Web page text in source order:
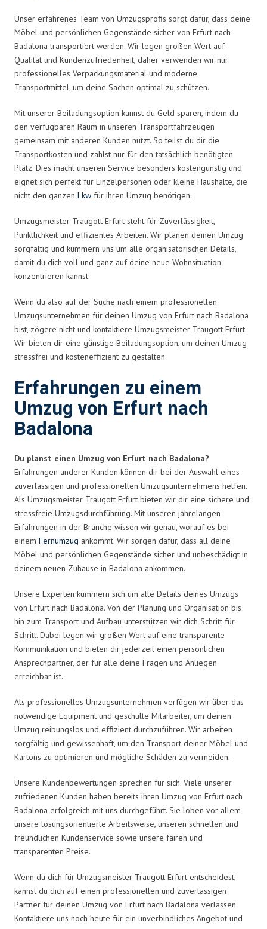
Unser erfahrenes Team von Umzugsprofis sorgt dafür, dass deine
Möbel und persönlichen Gegenstände sicher von Erfurt nach
Badalona transportiert werden. Wir legen großen Wert auf
Qualität und Kundenzufriedenheit, daher verwenden wir nur
professionelles Verpackungsmaterial und moderne
Transportmittel, um deine Sachen optimal zu schützen.
Mit unserer Beiladungsoption kannst du Geld sparen, indem du
den verfügbaren Raum in unseren Transportfahrzeugen
gemeinsam mit anderen Kunden nutzt. So teilst du dir die
Transportkosten und zahlst nur für den tatsächlich benötigten
Platz. Dies macht unseren Service besonders kostengünstig und
eignet sich perfekt für Einzelpersonen oder kleine Haushalte, die
nicht den ganzen Lkw für ihren Umzug benötigen.
Umzugsmeister Traugott Erfurt steht für Zuverlässigkeit,
Pünktlichkeit und effizientes Arbeiten. Wir planen deinen Umzug
sorgfältig und kümmern uns um alle organisatorischen Details,
damit du dich voll und ganz auf deine neue Wohnsituation
konzentrieren kannst.
Wenn du also auf der Suche nach einem professionellen
Umzugsunternehmen für deinen Umzug von Erfurt nach Badalona
bist, zögere nicht und kontaktiere Umzugsmeister Traugott Erfurt.
Wir bieten dir eine günstige Beiladungsoption, um deinen Umzug
stressfrei und kosteneffizient zu gestalten.
Erfahrungen zu einem
Umzug von Erfurt nach
Badalona
Du planst einen Umzug von Erfurt nach Badalona?
Erfahrungen anderer Kunden können dir bei der Auswahl eines
zuverlässigen und professionellen Umzugsunternehmens helfen.
Als Umzugsmeister Traugott Erfurt bieten wir dir eine sichere und
stressfreie Umzugsdurchführung. Mit unseren jahrelangen
Erfahrungen in der Branche wissen wir genau, worauf es bei
einem Fernumzug ankommt. Wir sorgen dafür, dass all deine
Möbel und persönlichen Gegenstände sicher und unbeschädigt in
deinem neuen Zuhause in Badalona ankommen.
Unsere Experten kümmern sich um alle Details deines Umzugs
von Erfurt nach Badalona. Von der Planung und Organisation bis
hin zum Transport und Aufbau unterstützen wir dich Schritt für
Schritt. Dabei legen wir großen Wert auf eine transparente
Kommunikation und bieten dir jederzeit einen persönlichen
Ansprechpartner, der für alle deine Fragen und Anliegen
erreichbar ist.
Als professionelles Umzugsunternehmen verfügen wir über das
notwendige Equipment und geschulte Mitarbeiter, um deinen
Umzug reibungslos und effizient durchzuführen. Wir arbeiten
sorgfältig und gewissenhaft, um den Transport deiner Möbel und
Kartons zu optimieren und mögliche Schäden zu vermeiden.
Unsere Kundenbewertungen sprechen für sich. Viele unserer
zufriedenen Kunden haben bereits ihren Umzug von Erfurt nach
Badalona erfolgreich mit uns durchgeführt. Sie loben vor allem
unsere lösungsorientierte Arbeitsweise, unseren schnellen und
freundlichen Kundenservice sowie unsere fairen und
transparenten Preise.
Wenn du dich für Umzugsmeister Traugott Erfurt entscheidest,
kannst du dich auf einen professionellen und zuverlässigen
Partner für deinen Umzug von Erfurt nach Badalona verlassen.
Kontaktiere uns noch heute für ein unverbindliches Angebot und